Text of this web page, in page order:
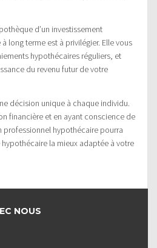
d’un investissement
long terme est à privilégier. Elle vous
hypothécaires réguliers, et
du revenu futur de votre
décision unique à chaque individu.
financière et en ayant conscience de
professionnel hypothécaire pourra
la mieux adaptée à votre
NOUS